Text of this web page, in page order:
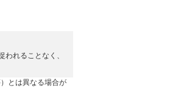
れることなく、
とは異なる場合が